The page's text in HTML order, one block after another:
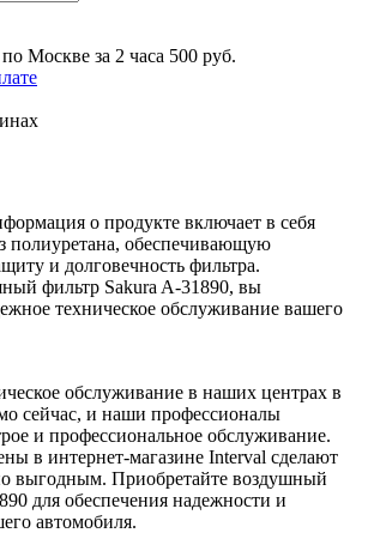
Москве за 2 часа 500 руб.
о продукте включает в себя
полиуретана, обеспечивающую
и долговечность фильтра.
фильтр Sakura A-31890, вы
техническое обслуживание вашего
обслуживание в наших центрах в
сейчас, и наши профессионалы
и профессиональное обслуживание.
в интернет-магазине Interval сделают
выгодным. Приобретайте воздушный
для обеспечения надежности и
автомобиля.